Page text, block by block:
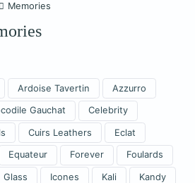
Memories
Ardoise Tavertin Azzurro
Gauchat Celebrity
Cuirs Leathers Eclat
Equateur Forever Foulards
Glass Icones Kali Kandy